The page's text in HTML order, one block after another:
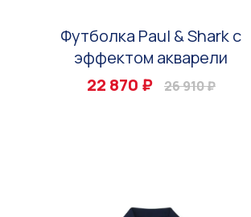
Футболка Paul & Shark с
эффектом акварели
22 870 ₽
26 910 ₽